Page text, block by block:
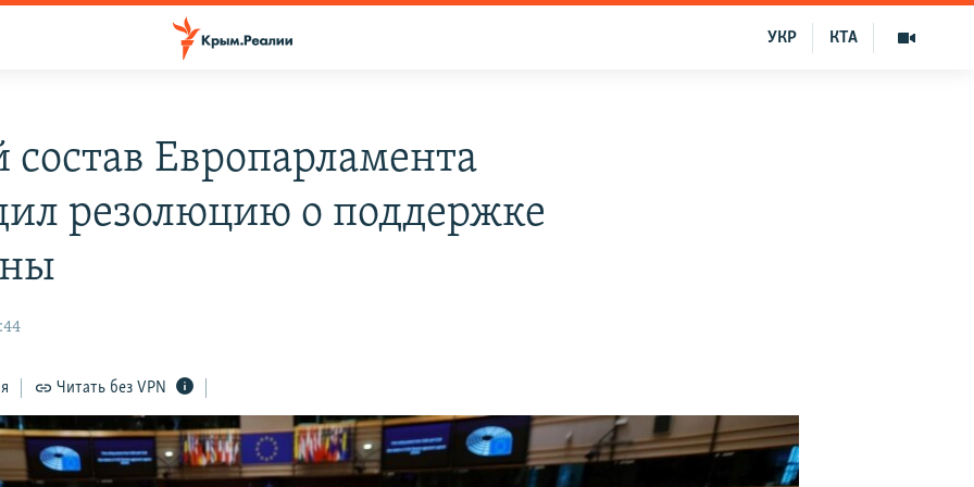
КТА
УКР
Европарламента
резолюцию о поддержке
Читать без VPN